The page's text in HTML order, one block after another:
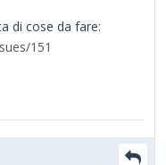
di cose da fare:
151